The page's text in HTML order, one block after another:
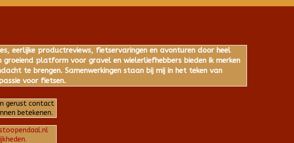
eerlijke productreviews, fietservaringen en avonturen door heel
platform voor gravel en wielerliefhebbers bieden ik merken
te brengen. Samenwerkingen staan bij mij in het teken van
voor fietsen.
gerust contact
betekenen.